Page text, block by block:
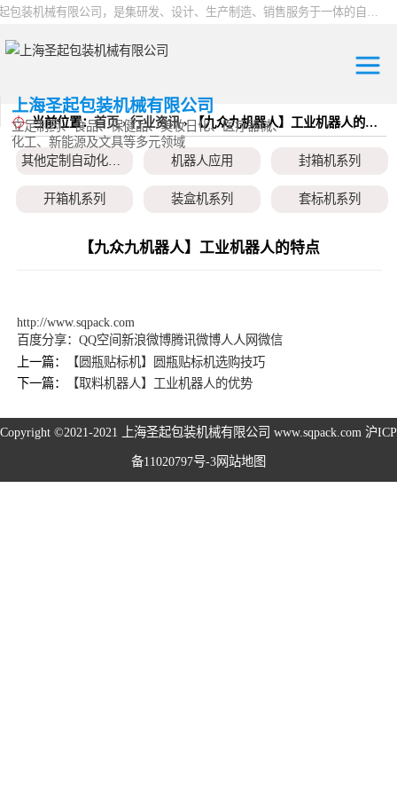
上海圣起包装机械有限公司，是集研发、设计、生产制造、销售服务于一体的自动化高新科技企业。企业成立于2004年，注册资本1000万元，总占地面积约15000平方。 企业发展二十余年以来，一直专注于自动化设备这一朝阳行业，致力于为制药、食品、日化、化工、物流、仓储等行业提供一站式智能包装解决方案。服务用户覆盖全国各省市以及海内外，产品远销全球，2024 年度总产值9000万。
上海圣起包装机械有限公司
立足制药、食品、保健品、美妆日化、医疗器械、
化工、新能源及文具等多元领域
当前位置：首页›行业资讯› 【九众九机器人】工业机器人的特点
机器人应用 封箱机系列
开箱机系列 装盒机系列 套标机系列
贴标机系列 旋盖机系列 洗瓶机系列
【九众九机器人】工业机器人的特点
http://www.sqpack.com
百度分享：QQ空间新浪微博腾讯微博人人网微信
上一篇：
【圆瓶贴标机】圆瓶贴标机选购技巧
下一篇：
【取料机器人】工业机器人的优势
Copyright ©2021-2021 上海圣起包装机械有限公司 www.sqpack.com 沪ICP
备11020797号-3网站地图
其他定制自动化
设备
机器人应用
封箱机系列
套标机系列
贴标机系列
旋盖机系列